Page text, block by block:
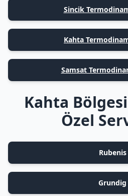
Sincik
Kahta
Samsat
Kahta
Özel
Rubenis
Grundig